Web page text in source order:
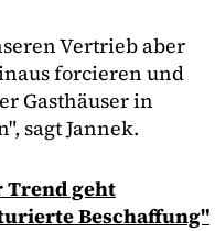
Vertrieb aber
forcieren und
Gasthäuser in
sagt Jannek.
geht
Beschaffung"